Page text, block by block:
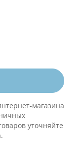
магазина
уточняйте